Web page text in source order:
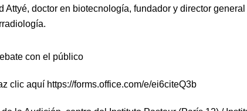
Attyé, doctor en biotecnología, fundador y director
con el público
clic aquí https://forms.office.com/e/ei6citeQ3b